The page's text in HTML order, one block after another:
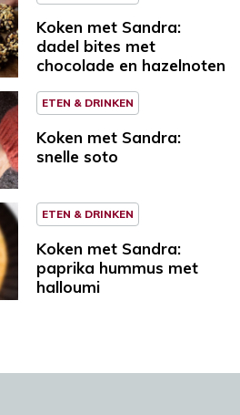
Koken met Sandra:
dadel bites met
chocolade en hazelnoten
ETEN & DRINKEN
Koken met Sandra:
snelle soto
ETEN & DRINKEN
Koken met Sandra:
paprika hummus met
halloumi